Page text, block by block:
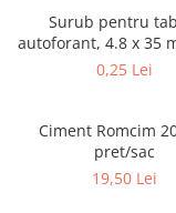
Sisteme Gips-Carton
Suruburi
Tencuiala decorativa
Accesorii pentru
Accesorii pentru vata
Surub pentru
autoforant, 4.8 x 35
bucati/cutie
0,25 Lei
Ciment Romcim
pret/sac
19,50 Lei